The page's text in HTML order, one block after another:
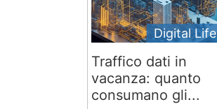
Digital Life
Traffico dati in
vacanza: quanto
consumano gli...